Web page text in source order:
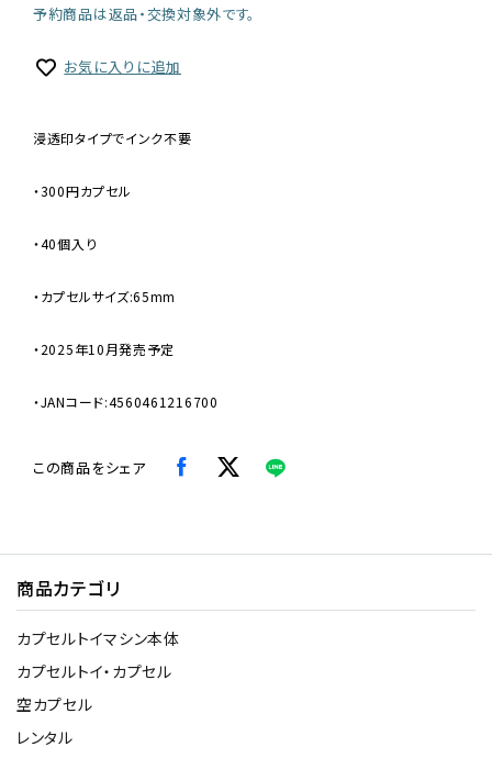
予約商品は返品・交換対象外です。
お気に入りに追加
浸透印タイプでインク不要
・300円カプセル
・40個入り
・カプセルサイズ:65mm
・2025年10月発売予定
・JANコード:4560461216700
この商品をシェア
商品カテゴリ
カプセルトイマシン本体
カプセルトイ・カプセル
空カプセル
レンタル